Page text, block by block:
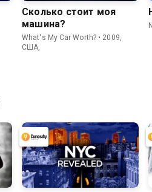
Сколько стоит моя
машина?
What's My Car Worth? • 2009,
США,